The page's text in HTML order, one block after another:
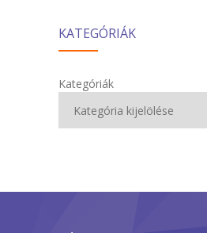
KATEGÓRIÁK
Kategóriák